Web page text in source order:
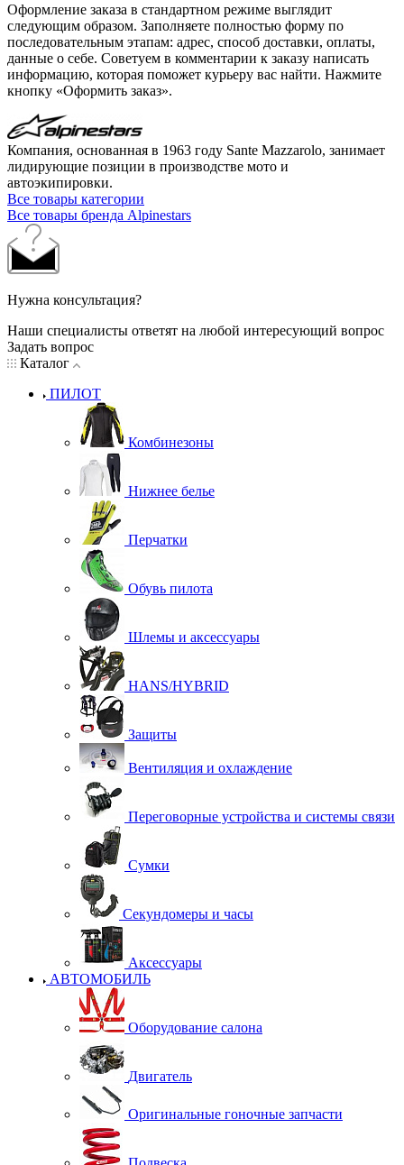
Оформление заказа в стандартном режиме выглядит
следующим образом. Заполняете полностью форму по
последовательным этапам: адрес, способ доставки, оплаты,
данные о себе. Советуем в комментарии к заказу написать
информацию, которая поможет курьеру вас найти. Нажмите
кнопку «Оформить заказ».
Компания, основанная в 1963 году Sante Mazzarolo, занимает
лидирующие позиции в производстве мото и
автоэкипировки.
Все товары категории
Все товары бренда Alpinestars
Нужна консультация?
Наши специалисты ответят на любой интересующий вопрос
Задать вопрос
Каталог
ПИЛОТ
Комбинезоны
Нижнее белье
Перчатки
Обувь пилота
Шлемы и аксессуары
HANS/HYBRID
Защиты
Вентиляция и охлаждение
Переговорные устройства и системы связи
Сумки
Секундомеры и часы
Аксессуары
АВТОМОБИЛЬ
Оборудование салона
Двигатель
Оригинальные гоночные запчасти